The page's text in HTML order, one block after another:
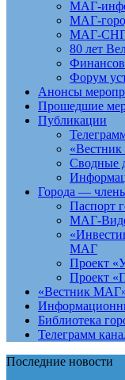
МАГ-
МАГ-
МАГ-
80 лет
Форум
Анонсы
Прошедшие
Публикации
Сводные
Города —
Паспорт
МАГ-
МАГ
Проект
Проект
«Вестник
Библиотека
Телеграмм
Последние новости